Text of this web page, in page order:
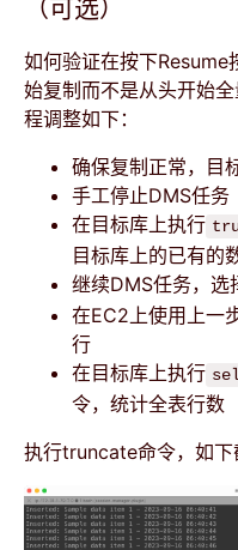
（可选）
如何验证在按下Resume
始复制而不是从头开始
程调整如下：
确保复制正常，目
手工停止DMS任务
在目标库上执行
目标库上的已有的
继续DMS任务，选
在EC2上使用上一
行
在目标库上执行
令，统计全表行数
执行truncate命令，如下